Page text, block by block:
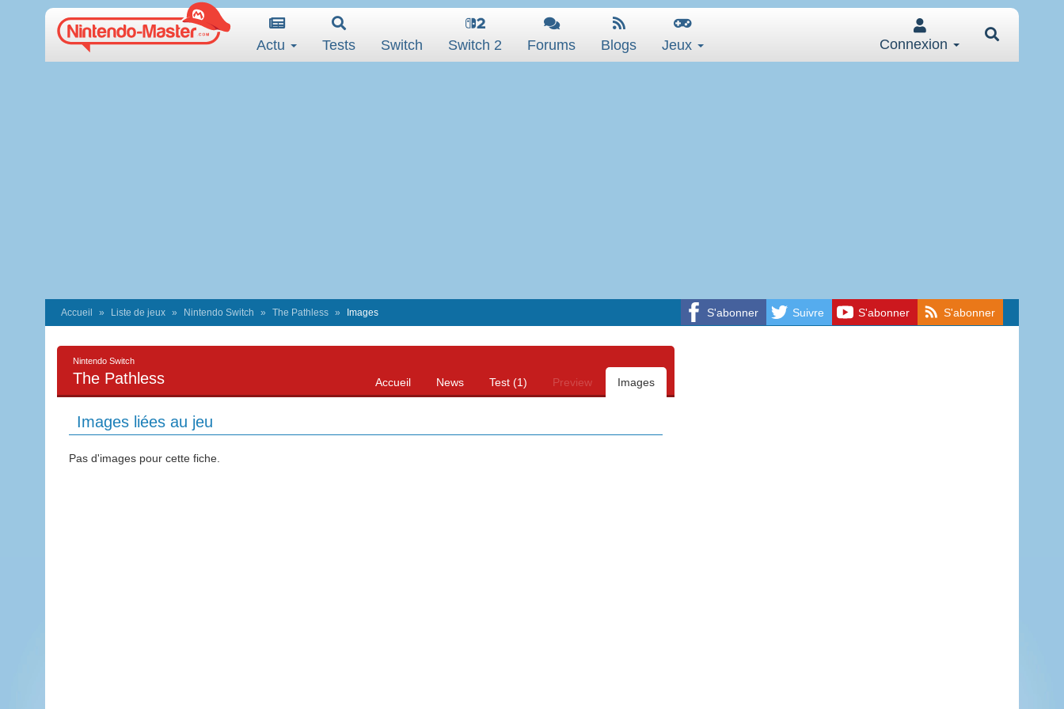
Actu Tests Switch Switch 2 Forums Blogs Jeux Connexion
S'abonner Suivre S'abonner S'abonner
Accueil Liste de jeux Nintendo Switch The Pathless Images
Nintendo Switch
The Pathless Accueil News Test (1) Preview Images
Images liées au jeu
Pas d'images pour cette fiche.